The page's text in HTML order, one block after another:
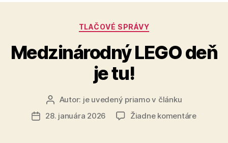
Kategórie
TLAČOVÉ SPRÁVY
Medzinárodný LEGO deň
je tu!
Autor
článku
Autor: je uvedený priamo v článku
Dátum
28. januára 2026 Žiadne komentárena